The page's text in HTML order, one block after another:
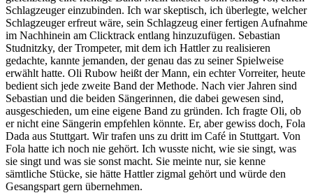
Schlagzeuger einzubinden. Ich war skeptisch, ich überlegte, welcher
Schlagzeuger erfreut wäre, sein Schlagzeug einer fertigen Aufnahme
im Nachhinein am Clicktrack entlang hinzuzufügen. Sebastian
Studnitzky, der Trompeter, mit dem ich Hattler zu realisieren
gedachte, kannte jemanden, der genau das zu seiner Spielweise
erwählt hatte. Oli Rubow heißt der Mann, ein echter Vorreiter, heute
bedient sich jede zweite Band der Methode. Nach vier Jahren sind
Sebastian und die beiden Sängerinnen, die dabei gewesen sind,
ausgeschieden, um eine eigene Band zu gründen. Ich fragte Oli, ob
er nicht eine Sängerin empfehlen könnte. Er, aber gewiss doch, Fola
Dada aus Stuttgart. Wir trafen uns zu dritt im Café in Stuttgart. Von
Fola hatte ich noch nie gehört. Ich wusste nicht, wie sie singt, was
sie singt und was sie sonst macht. Sie meinte nur, sie kenne
sämtliche Stücke, sie hätte Hattler zigmal gehört und würde den
Gesangspart gern übernehmen.